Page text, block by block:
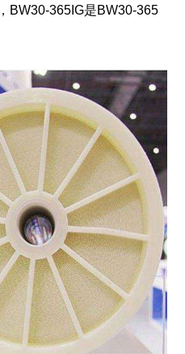
BW30-365IG是BW30-365